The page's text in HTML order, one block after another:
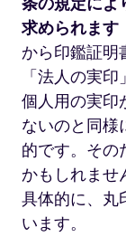
求められます
から印鑑証明
「法人の実
個人用の実印
ないのと同様
的です。その
かもしれませ
具体的に、丸
います。